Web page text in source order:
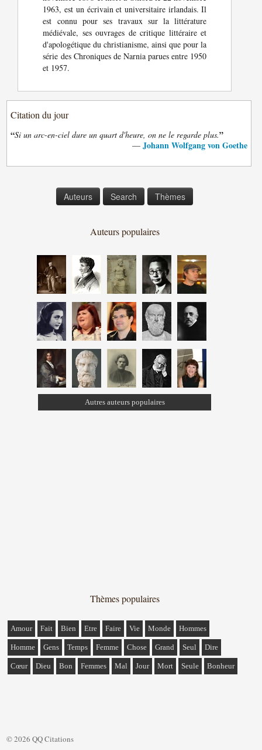
1963, est un écrivain et universitaire irlandais. Il
est connu pour ses travaux sur la littérature
médiévale, ses ouvrages de critique littéraire et
d'apologétique du christianisme, ainsi que pour la
série des Chroniques de Narnia parues entre 1950
et 1957.
Citation du jour
“Si un arc-en-ciel dure un quart d'heure, on ne le regarde plus.”
— Johann Wolfgang von Goethe
Auteurs Search Thèmes
Auteurs populaires
Autres auteurs populaires
Thèmes populaires
Amour Fait Bien Etre Faire Vie Monde Hommes
Homme Gens Temps Femme Chose Grand Seul Dire
Cœur Dieu Bon Femmes Mal Jour Mort Seule Bonheur
© 2026 QQ Citations